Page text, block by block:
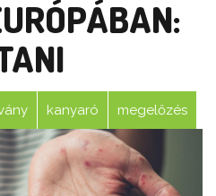
kanyaró megelőzés